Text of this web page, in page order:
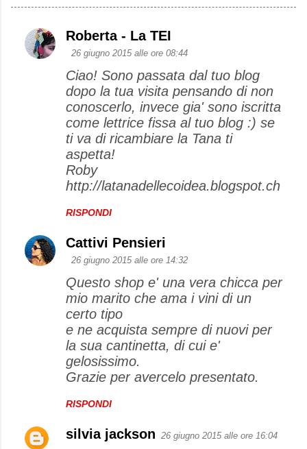
C
Roberta - La TEI
26 giugno 2015 alle ore 08:44
Ciao! Sono passata dal tuo blog
dopo la tua visita pensando di non
conoscerlo, invece gia' sono iscritta
come lettrice fissa al tuo blog :) se
ti va di ricambiare la Tana ti
aspetta!
Roby
http://latanadellecoidea.blogspot.ch
RISPONDI
Cattivi Pensieri
26 giugno 2015 alle ore 14:32
Questo shop e' una vera chicca per
mio marito che ama i vini di un
certo tipo
e ne acquista sempre di nuovi per
la sua cantinetta, di cui e'
gelosissimo.
Grazie per avercelo presentato.
RISPONDI
silvia jackson 26 giugno 2015 alle ore 16:04